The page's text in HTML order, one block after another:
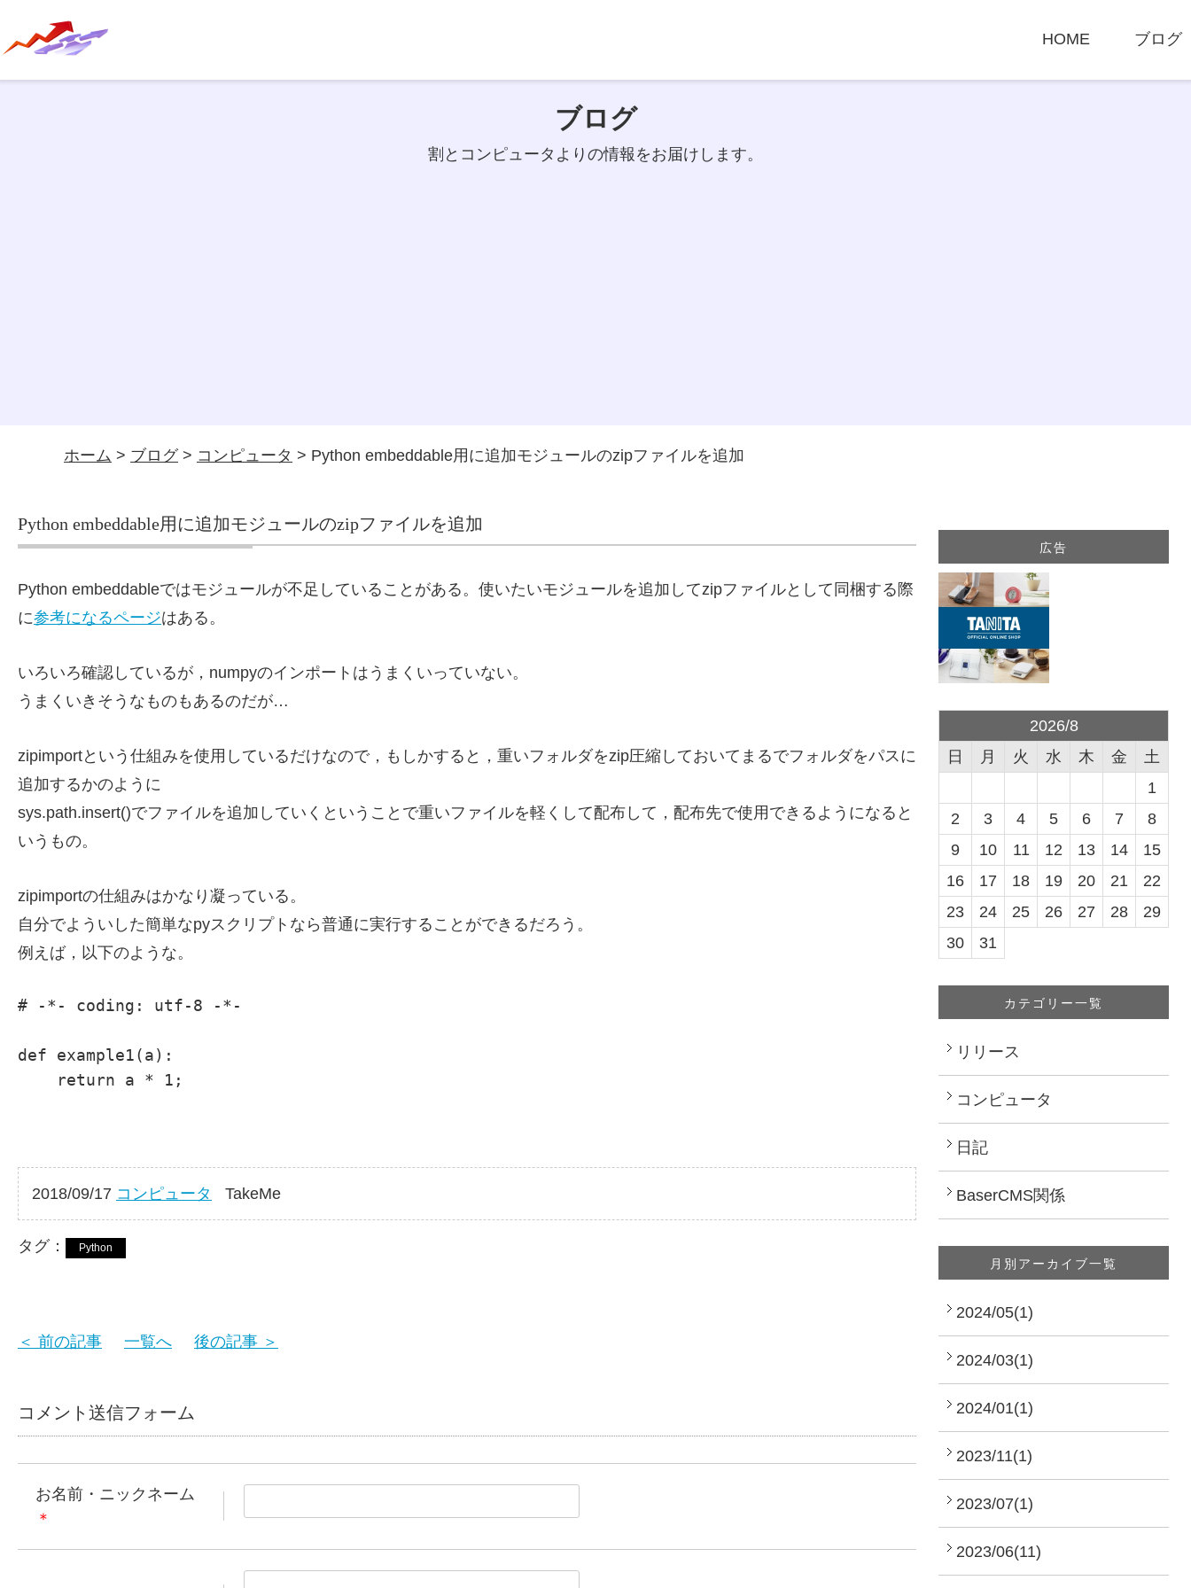
HOME ブログ
ブログ
割とコンピュータよりの情報をお届けします。
ホーム > ブログ> コンピュータ > Python embeddable用に追加モジュールのzipファイルを追加
Python embeddable用に追加モジュールのzipファイルを追加
Python embeddableではモジュールが不足していることがある。使いたいモジュールを追加してzipファイルとして同梱する際
に参考になるページはある。
いろいろ確認しているが，numpyのインポートはうまくいっていない。
うまくいきそうなものもあるのだが…
zipimportという仕組みを使用しているだけなので，もしかすると，重いフォルダをzip圧縮しておいてまるでフォルダをパスに
追加するかのように
sys.path.insert()でファイルを追加していくということで重いファイルを軽くして配布して，配布先で使用できるようになると
いうもの。
zipimportの仕組みはかなり凝っている。
自分でよういした簡単なpyスクリプトなら普通に実行することができるだろう。
例えば，以下のような。
# -*- coding: utf-8 -*-
def example1(a):
return a * 1;
2018/09/17 コンピュータ TakeMe
タグ： Python
＜ 前の記事 一覧へ 後の記事 ＞
コメント送信フォーム
お名前・ニックネーム
＊
広告
2026/8
日
月 火 水 木 金
土
1
2
3 4 5 6 7
8
9
10 11 12 13 14
15
16
17 18 19 20 21
22
23
24 25 26 27 28
29
30
31
カテゴリー一覧
リリース
コンピュータ
日記
BaserCMS関係
月別アーカイブ一覧
2024/05(1)
2024/03(1)
2024/01(1)
2023/11(1)
2023/07(1)
2023/06(11)